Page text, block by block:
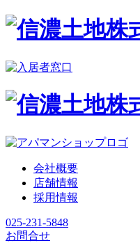
会社概要
店舗情報
採用情報
025-231-5848
お問合せ